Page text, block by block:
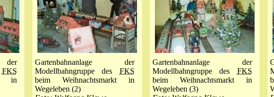
der
FKS
in
Gartenbahnanlage der
Modellbahngruppe des FKS
beim Weihnachtsmarkt in
Wegeleben (2)
Gartenbahnanlage der
Modellbahngruppe des FKS
beim Weihnachtsmarkt in
Wegeleben (3)